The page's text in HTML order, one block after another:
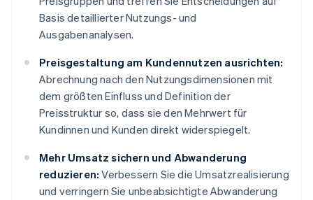
Basis detaillierter Nutzungs- und
Ausgabenanalysen.
Preisgestaltung am Kundennutzen ausrichten:
Abrechnung nach den Nutzungsdimensionen mit
dem größten Einfluss und Definition der
Preisstruktur so, dass sie den Mehrwert für
Kundinnen und Kunden direkt widerspiegelt.
Mehr Umsatz sichern und Abwanderung
reduzieren: Verbessern Sie die Umsatzrealisierung
und verringern Sie unbeabsichtigte Abwanderung